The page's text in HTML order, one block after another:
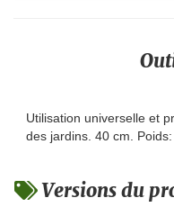
Utilisation universelle et
des jardins. 40 cm. Poids:
Versions du